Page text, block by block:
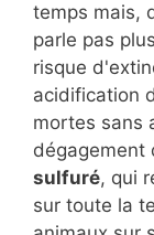
temps mais,
parle pas
risque
acidification
mortes sans
dégagement
sulfuré, qui
sur toute la